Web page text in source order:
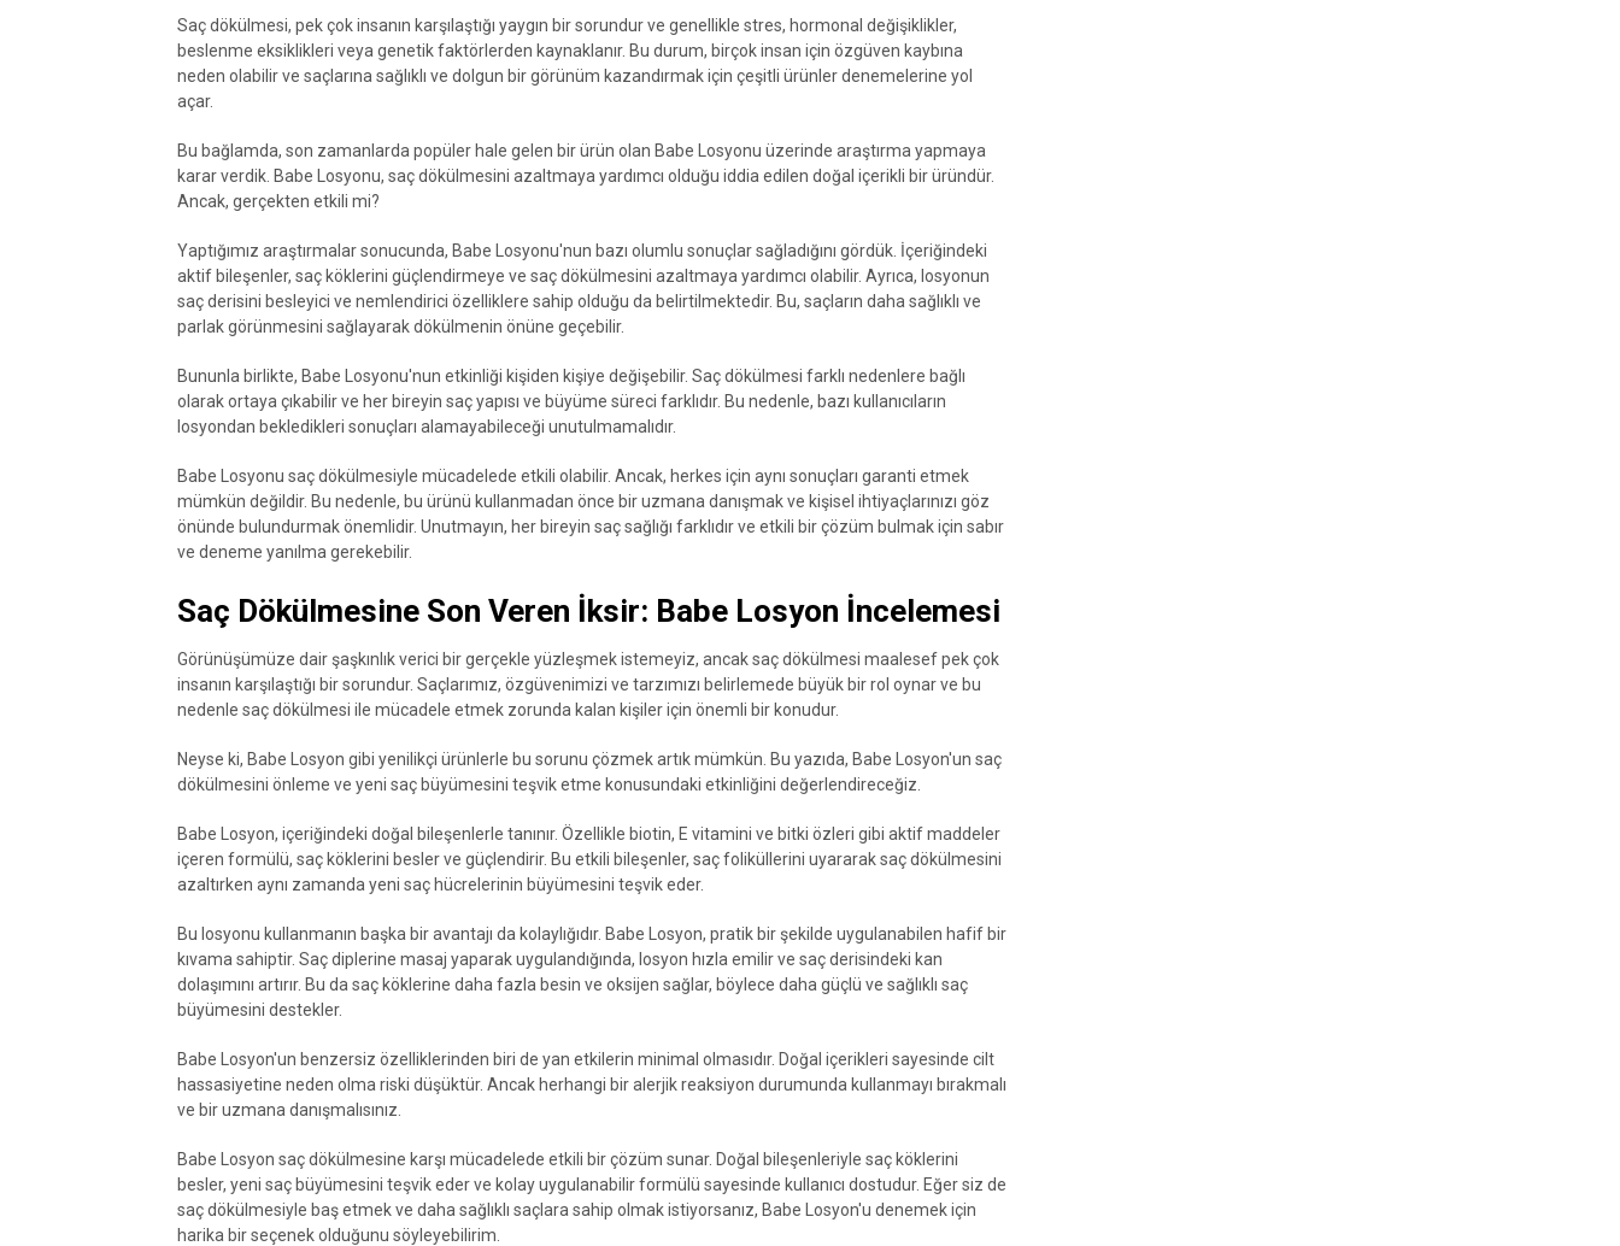
Saç dökülmesi, pek çok insanın karşılaştığı yaygın bir sorundur ve genellikle stres, hormonal değişiklikler,
beslenme eksiklikleri veya genetik faktörlerden kaynaklanır. Bu durum, birçok insan için özgüven kaybına
neden olabilir ve saçlarına sağlıklı ve dolgun bir görünüm kazandırmak için çeşitli ürünler denemelerine yol
açar.
Bu bağlamda, son zamanlarda popüler hale gelen bir ürün olan Babe Losyonu üzerinde araştırma yapmaya
karar verdik. Babe Losyonu, saç dökülmesini azaltmaya yardımcı olduğu iddia edilen doğal içerikli bir üründür.
Ancak, gerçekten etkili mi?
Yaptığımız araştırmalar sonucunda, Babe Losyonu'nun bazı olumlu sonuçlar sağladığını gördük. İçeriğindeki
aktif bileşenler, saç köklerini güçlendirmeye ve saç dökülmesini azaltmaya yardımcı olabilir. Ayrıca, losyonun
saç derisini besleyici ve nemlendirici özelliklere sahip olduğu da belirtilmektedir. Bu, saçların daha sağlıklı ve
parlak görünmesini sağlayarak dökülmenin önüne geçebilir.
Bununla birlikte, Babe Losyonu'nun etkinliği kişiden kişiye değişebilir. Saç dökülmesi farklı nedenlere bağlı
olarak ortaya çıkabilir ve her bireyin saç yapısı ve büyüme süreci farklıdır. Bu nedenle, bazı kullanıcıların
losyondan bekledikleri sonuçları alamayabileceği unutulmamalıdır.
Babe Losyonu saç dökülmesiyle mücadelede etkili olabilir. Ancak, herkes için aynı sonuçları garanti etmek
mümkün değildir. Bu nedenle, bu ürünü kullanmadan önce bir uzmana danışmak ve kişisel ihtiyaçlarınızı göz
önünde bulundurmak önemlidir. Unutmayın, her bireyin saç sağlığı farklıdır ve etkili bir çözüm bulmak için sabır
ve deneme yanılma gerekebilir.
Saç Dökülmesine Son Veren İksir: Babe Losyon İncelemesi
Görünüşümüze dair şaşkınlık verici bir gerçekle yüzleşmek istemeyiz, ancak saç dökülmesi maalesef pek çok
insanın karşılaştığı bir sorundur. Saçlarımız, özgüvenimizi ve tarzımızı belirlemede büyük bir rol oynar ve bu
nedenle saç dökülmesi ile mücadele etmek zorunda kalan kişiler için önemli bir konudur.
Neyse ki, Babe Losyon gibi yenilikçi ürünlerle bu sorunu çözmek artık mümkün. Bu yazıda, Babe Losyon'un saç
dökülmesini önleme ve yeni saç büyümesini teşvik etme konusundaki etkinliğini değerlendireceğiz.
Babe Losyon, içeriğindeki doğal bileşenlerle tanınır. Özellikle biotin, E vitamini ve bitki özleri gibi aktif maddeler
içeren formülü, saç köklerini besler ve güçlendirir. Bu etkili bileşenler, saç foliküllerini uyararak saç dökülmesini
azaltırken aynı zamanda yeni saç hücrelerinin büyümesini teşvik eder.
Bu losyonu kullanmanın başka bir avantajı da kolaylığıdır. Babe Losyon, pratik bir şekilde uygulanabilen hafif bir
kıvama sahiptir. Saç diplerine masaj yaparak uygulandığında, losyon hızla emilir ve saç derisindeki kan
dolaşımını artırır. Bu da saç köklerine daha fazla besin ve oksijen sağlar, böylece daha güçlü ve sağlıklı saç
büyümesini destekler.
Babe Losyon'un benzersiz özelliklerinden biri de yan etkilerin minimal olmasıdır. Doğal içerikleri sayesinde cilt
hassasiyetine neden olma riski düşüktür. Ancak herhangi bir alerjik reaksiyon durumunda kullanmayı bırakmalı
ve bir uzmana danışmalısınız.
Babe Losyon saç dökülmesine karşı mücadelede etkili bir çözüm sunar. Doğal bileşenleriyle saç köklerini
besler, yeni saç büyümesini teşvik eder ve kolay uygulanabilir formülü sayesinde kullanıcı dostudur. Eğer siz de
saç dökülmesiyle baş etmek ve daha sağlıklı saçlara sahip olmak istiyorsanız, Babe Losyon'u denemek için
harika bir seçenek olduğunu söyleyebilirim.